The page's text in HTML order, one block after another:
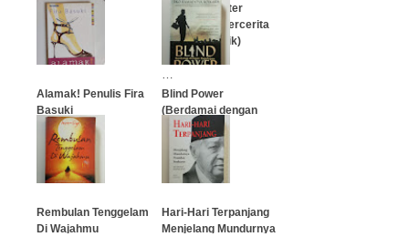
Kabaa'ir)
Dharma Master
Cheng Yen Bercerita
1 (Versi Komik)
…
Alamak! Penulis Fira
Basuki
Blind Power
(Berdamai dengan
Kegelapan)
Rembulan Tenggelam
Di Wajahmu
Hari-Hari Terpanjang
Menjelang Mundurnya